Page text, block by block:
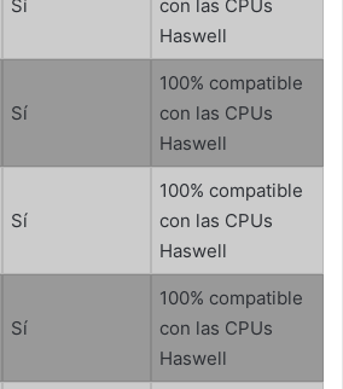
Sí
con las CPUs
Haswell
Sí
100% compatible
con las CPUs
Haswell
Sí
100% compatible
con las CPUs
Haswell
Sí
100% compatible
con las CPUs
Haswell